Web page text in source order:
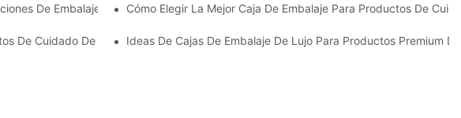
De Embalaje SosteniblesCómo Elegir La Mejor Caja De Embalaje Para Productos De
De Cuidado De La Piel Personalizados Que Fomentan La Fidelidad A La Marca
Ideas De Cajas De Embalaje De Lujo Para Productos Premium